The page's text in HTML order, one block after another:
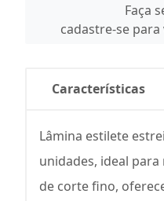
Faça
cadastre-se
Características
Lâmina estilete
unidades, ideal
de corte fino,